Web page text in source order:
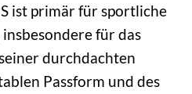
ist primär für sportliche
für das
durchdachten
Passform und des